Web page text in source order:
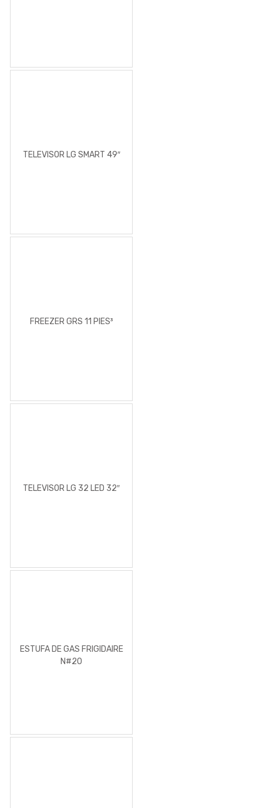
TELEVISOR LG SMART 49″
FREEZER GRS 11 PIES³
TELEVISOR LG 32 LED 32″
ESTUFA DE GAS FRIGIDAIRE
N#20